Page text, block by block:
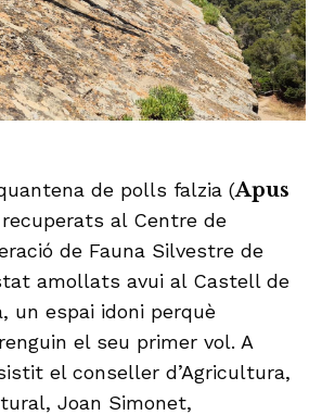
de polls falzia (Apus
al Centre de
de Fauna Silvestre de
amollats avui al Castell de
un espai idoni perquè
el seu primer vol. A
el conseller d’Agricultura,
Joan Simonet,